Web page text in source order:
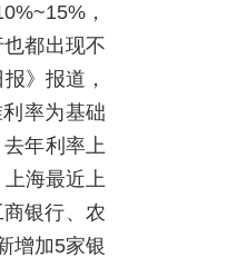
，
都出现不
》报道，
率为基础
年利率上
海最近上
银行、农
增加5家银